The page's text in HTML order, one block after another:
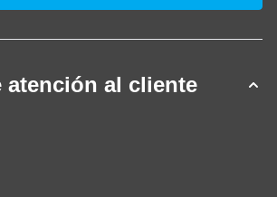
atención al cliente